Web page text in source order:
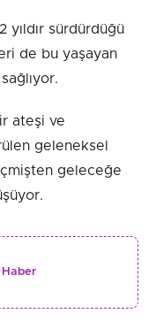
yıldır sürdürdüğü
de bu yaşayan
ateşi ve
geleneksel
geleceğe
Haber